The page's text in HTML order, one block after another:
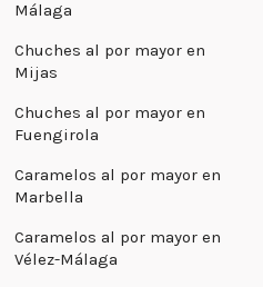
Málaga
Chuches al por mayor en
Mijas
Chuches al por mayor en
Fuengirola
Caramelos al por mayor en
Marbella
Caramelos al por mayor en
Vélez-Málaga